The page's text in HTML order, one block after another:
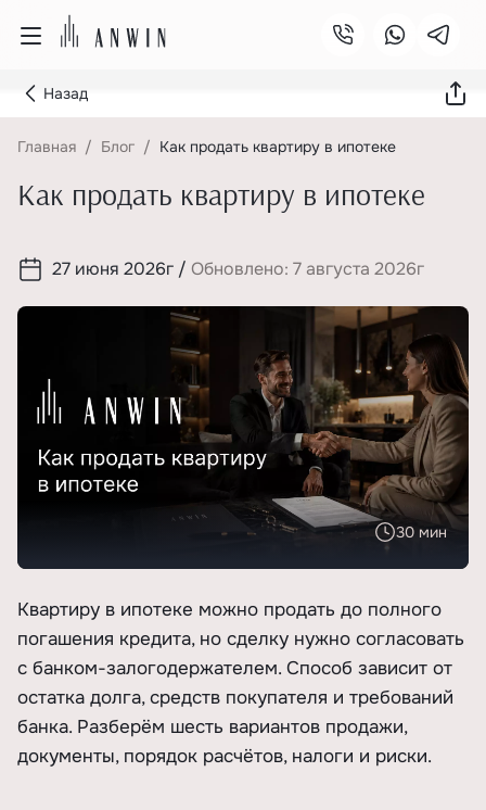
Назад
Главная Блог Как продать квартиру в ипотеке
Как продать квартиру в ипотеке
27 июня 2026г / Обновлено: 7 августа 2026г
30 мин
Квартиру в ипотеке можно продать до полного
погашения кредита, но сделку нужно согласовать
с банком-залогодержателем. Способ зависит от
остатка долга, средств покупателя и требований
банка. Разберём шесть вариантов продажи,
документы, порядок расчётов, налоги и риски.